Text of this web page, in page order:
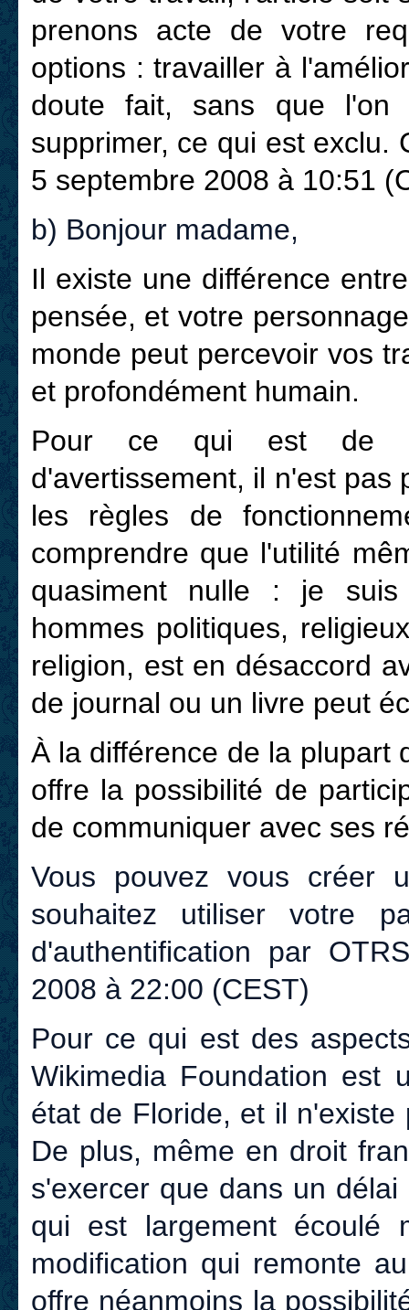
prenons acte de votre
options : travailler à
doute fait, sans que
supprimer, ce qui est exclu.
5 septembre 2008 à 10:51
b) Bonjour madame,
Il existe une différence
pensée, et votre
monde peut percevoir vos
et profondément humain.
Pour ce qui est de
d'avertissement, il n'est pas
les règles de
comprendre que l'utilité
quasiment nulle : je
hommes politiques,
religion, est en désaccord
de journal ou un livre peut
À la différence de la plupart
offre la possibilité de
de communiquer avec ses
Vous pouvez vous créer
souhaitez utiliser votre
d'authentification par
2008 à 22:00 (CEST)
Pour ce qui est des
Wikimedia Foundation est
état de Floride, et il
De plus, même en droit
s'exercer que dans un
qui est largement écoulé
modification qui remonte
offre néanmoins la